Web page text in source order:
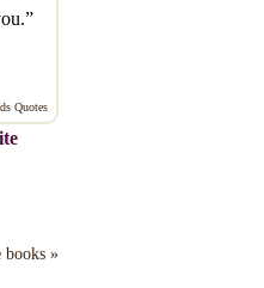
Quotes
books »